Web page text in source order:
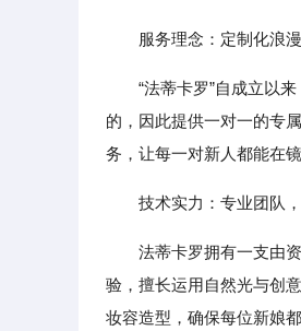
服务理念：定制化浪
“法蒂卡罗”自成立以
的，因此提供一对一的专
务，让每一对新人都能在
技术实力：专业团队
法蒂卡罗拥有一支由
验，擅长运用自然光与创
妆容造型，确保每位新娘